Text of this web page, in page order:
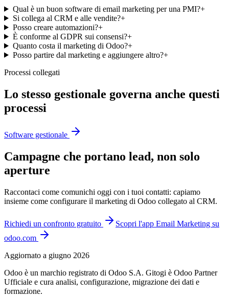
Qual è un buon software di email marketing per una PMI?+
Si collega al CRM e alle vendite?+
Posso creare automazioni?+
È conforme al GDPR sui consensi?+
Quanto costa il marketing di Odoo?+
Posso partire dal marketing e aggiungere altro?+
Processi collegati
Lo stesso gestionale governa anche questi
processi
Software gestionale
Campagne che portano lead, non solo
aperture
Raccontaci come comunichi oggi con i tuoi contatti: capiamo
insieme come configurare il marketing di Odoo collegato al CRM.
Richiedi un confronto gratuito
Scopri l'app Email Marketing su
odoo.com
Aggiornato a giugno 2026
Odoo è un marchio registrato di Odoo S.A. Gitogi è Odoo Partner
Ufficiale e cura analisi, configurazione, migrazione dei dati e
formazione.